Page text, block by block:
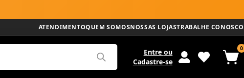
ATENDIMENTOQUEM SOMOSNOSSAS LOJASTRABALHE CONOSCO
Entre ou
Cadastre-se
0